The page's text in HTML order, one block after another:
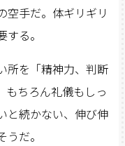
空手だ。体ギリギリ
る。
所を「精神力、判断
もちろん礼儀もしっ
と続かない、伸び伸
だ。